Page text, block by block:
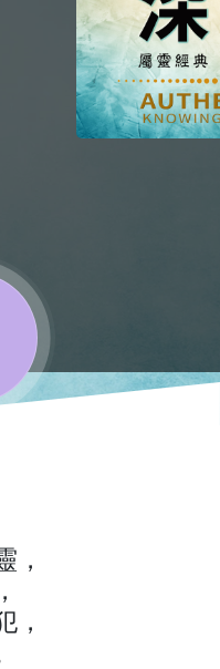
，
，